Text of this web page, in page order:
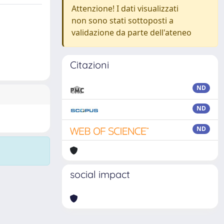
Attenzione! I dati visualizzati
non sono stati sottoposti a
validazione da parte dell'ateneo
Citazioni
ND
ND
ND
social impact